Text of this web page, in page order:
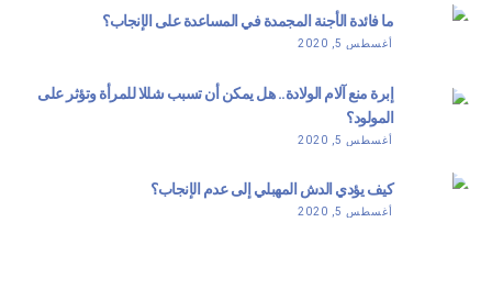
ما فائدة الأجنة المجمدة في المساعدة على الإنجاب؟
أغسطس 5, 2020
إبرة منع آلام الولادة.. هل يمكن أن تسبب شللا للمرأة وتؤثر على
المولود؟
أغسطس 5, 2020
كيف يؤدي الدش المهبلي إلى عدم الإنجاب؟
أغسطس 5, 2020